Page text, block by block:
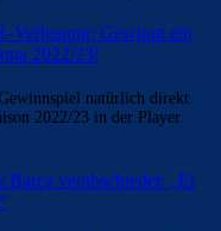
Gewinnt ein
2022/23!
natürlich direkt
2022/23 in der Player
Barça verabschiedet: „Er